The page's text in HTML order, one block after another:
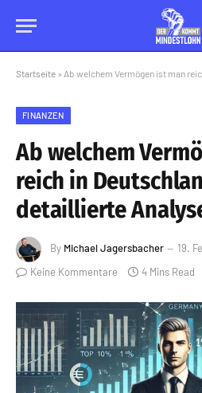
Startseite » Ab welchem Vermögen ist man reich
FINANZEN
Ab welchem
reich in
detaillierte
By Michael Jagersbacher
19.
Keine Kommentare
4 Mins Read